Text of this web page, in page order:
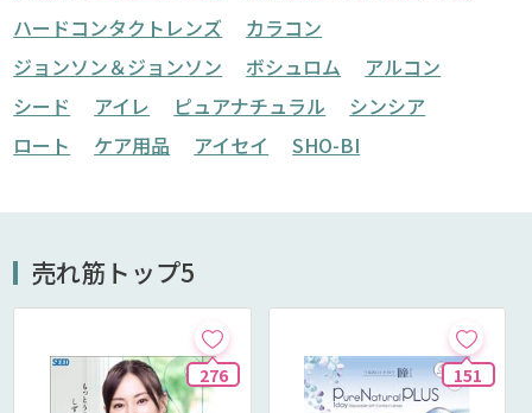
ハードコンタクトレンズ
カラコン
ジョンソン＆ジョンソン
ボシュロム
アルコン
シード
アイレ ピュアナチュラル
シンシア
ロート
ケア用品 アイセイ SHO-BI
売れ筋トップ5
276 151